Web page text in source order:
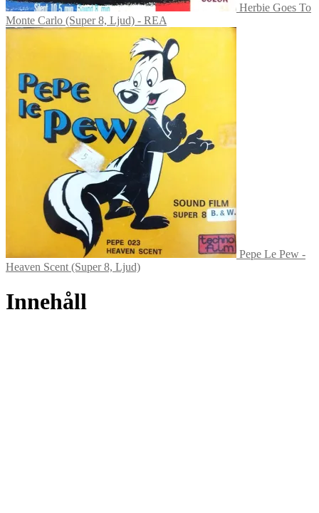
Herbie Goes To
Monte Carlo (Super 8, Ljud) - REA
Pepe Le Pew -
Heaven Scent (Super 8, Ljud)
Innehåll